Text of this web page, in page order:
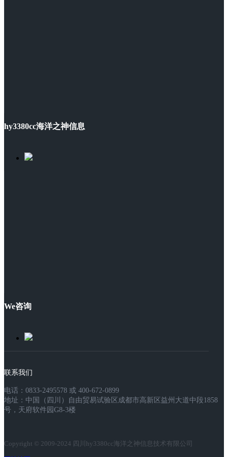
hy3380cc海洋之神信息
We咨询
联系我们
电话：0833-2495578 或 400-672-0899
地址：中国（四川）自由贸易试验区成都市高新区益州大道中段1858
号，天府软件园G8-3楼
Copyright © 2009-2024 四川hy3380cc海洋之神信息技术有限公司